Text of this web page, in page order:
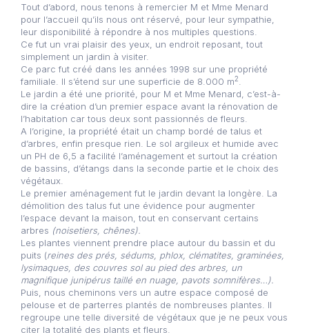
Tout d’abord, nous tenons à remercier M et Mme Menard
pour l’accueil qu’ils nous ont réservé, pour leur sympathie,
leur disponibilité à répondre à nos multiples questions.
Ce fut un vrai plaisir des yeux, un endroit reposant, tout
simplement un jardin à visiter.
Ce parc fut créé dans les années 1998 sur une propriété
familiale. Il s’étend sur une superficie de 8.000 m2
Le jardin a été une priorité, pour M et Mme Menard, c’est-à-
dire la création d’un premier espace avant la rénovation de
l’habitation car tous deux sont passionnés de fleurs.
A l’origine, la propriété était un champ bordé de talus et
d’arbres, enfin presque rien. Le sol argileux et humide avec
un PH de 6,5 a facilité l’aménagement et surtout la création
de bassins, d’étangs dans la seconde partie et le choix des
végétaux.
Le premier aménagement fut le jardin devant la longère. La
démolition des talus fut une évidence pour augmenter
l’espace devant la maison, tout en conservant certains
arbres (noisetiers, chênes).
Les plantes viennent prendre place autour du bassin et du
puits (reines des prés, sédums, phlox, clématites, graminées,
lysimaques, des couvres sol au pied des arbres, un
magnifique junipérus taillé en nuage, pavots somnifères…).
Puis, nous cheminons vers un autre espace composé de
pelouse et de parterres plantés de nombreuses plantes. Il
regroupe une telle diversité de végétaux que je ne peux vous
citer la totalité des plants et fleurs.